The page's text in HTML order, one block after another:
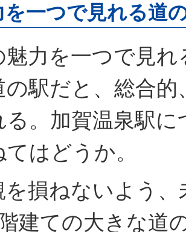
一つで見れる道
魅力を一つで見
の駅だと、総合的
る。加賀温泉駅
てはどうか。
を損ねないよう
建ての大きな道